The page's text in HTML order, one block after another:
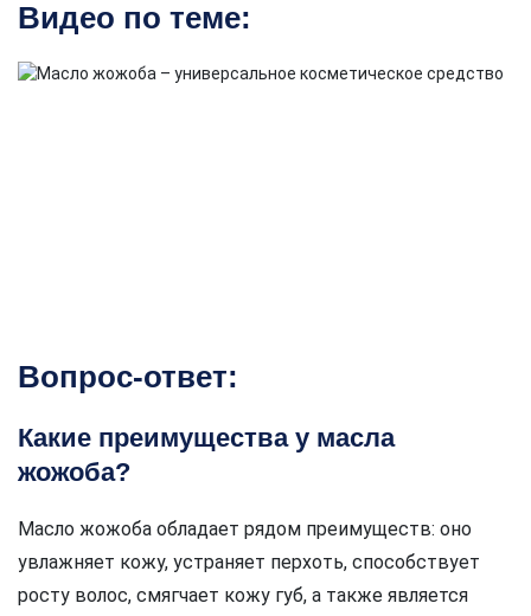
Видео по теме:
Вопрос-ответ:
Какие преимущества у масла
жожоба?
Масло жожоба обладает рядом преимуществ: оно
увлажняет кожу, устраняет перхоть, способствует
росту волос, смягчает кожу губ, а также является